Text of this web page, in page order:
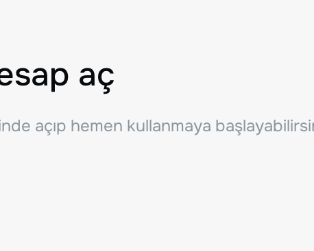
aç
açıp hemen kullanmaya